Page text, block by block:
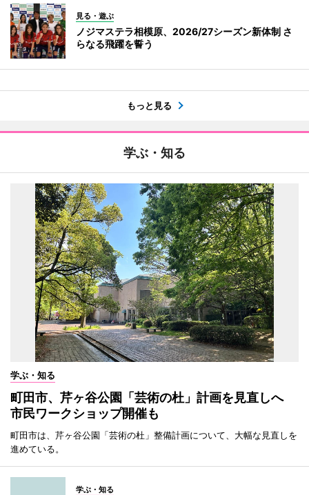
見る・遊ぶ
ノジマステラ相模原、2026/27シーズン新体制 さ
らなる飛躍を誓う
もっと見る
学ぶ・知る
学ぶ・知る
町田市、芹ヶ谷公園「芸術の杜」計画を見直しへ
市民ワークショップ開催も
町田市は、芹ヶ谷公園「芸術の杜」整備計画について、大幅な見直しを
進めている。
学ぶ・知る